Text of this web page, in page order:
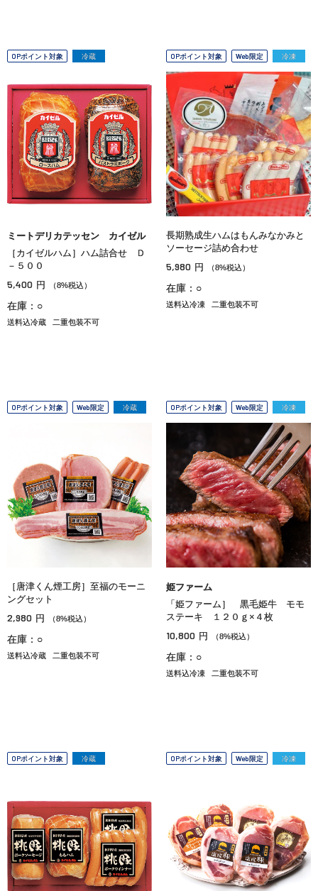
OPポイント対象 冷蔵
ミートデリカテッセン カイゼル
［カイゼルハム］ハム詰合せ Ｄ
－５００
5,400 円 （8%税込）
在庫：○
送料込冷蔵 二重包装不可
OPポイント対象 Web限定 冷凍
長期熟成生ハムはもんみなかみと
ソーセージ詰め合わせ
5,980 円 （8%税込）
在庫：○
送料込冷凍 二重包装不可
OPポイント対象 Web限定 冷蔵
［唐津くん煙工房］至福のモーニ
ングセット
2,980 円 （8%税込）
在庫：○
送料込冷蔵 二重包装不可
OPポイント対象 Web限定 冷凍
姫ファーム
「姫ファーム］ 黒毛姫牛 モモ
ステーキ １２０ｇ×４枚
10,800 円 （8%税込）
在庫：○
送料込冷凍 二重包装不可
OPポイント対象 冷蔵 OPポイント対象 Web限定 冷凍